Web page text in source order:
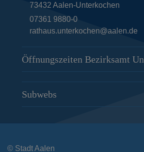
73432 Aalen-Unterkochen
07361 9880-0
rathaus.unterkochen@aalen.de
Öffnungszeiten Bezirksamt
Subwebs
© Stadt Aalen